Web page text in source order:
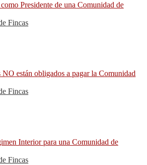
Presidente de una Comunidad de
Fincas
están obligados a pagar la Comunidad
Fincas
Interior para una Comunidad de
Fincas